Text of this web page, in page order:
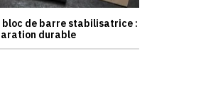
bloc de barre stabilisatrice :
durable